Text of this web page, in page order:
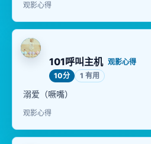
观影心得
101呼叫主机 观影心得
10分
1 有用
溺爱（噘嘴）
观影心得